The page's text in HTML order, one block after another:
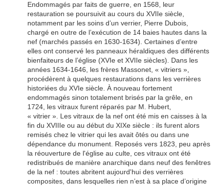
Endommagés par faits de guerre, en 1568, leur
restauration se poursuivit au cours du XVIIe siècle,
notamment par les soins d’un verrier, Pierre Dubois,
chargé en outre de l’exécution de 14 baies hautes dans la
nef (marchés passés en 1630-1634). Certaines d’entre
elles ont conservé les panneaux héraldiques des différents
bienfaiteurs de l’église (XVIe et XVIIe siècles). Dans les
années 1634-1646, les frères Massonet, « vitriers »,
procédèrent à quelques restaurations dans les verrières
historiées du XVIe siècle. À nouveau fortement
endommagés sinon totalement brisés par la grêle, en
1724, les vitraux furent réparés par M. Hubert,
« vitrier ». Les vitraux de la nef ont été mis en caisses à la
fin du XVIIIe ou au début du XIXe siècle : ils furent alors
remisés chez le vitrier qui les avait ôtés ou dans une
dépendance du monument. Reposés vers 1823, peu après
la réouverture de l'église au culte, ces vitraux ont été
redistribués de manière anarchique dans neuf des fenêtres
de la nef : toutes abritent aujourd'hui des verrières
composites, dans lesquelles rien n’est à sa place d’origine